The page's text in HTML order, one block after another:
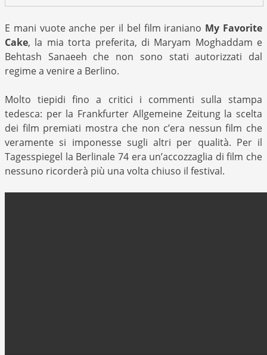
E mani vuote anche per il bel film iraniano My Favorite
Cake, la mia torta preferita, di Maryam Moghaddam e
Behtash Sanaeeh che non sono stati autorizzati dal
regime a venire a Berlino.
Molto tiepidi fino a critici i commenti sulla stampa
tedesca: per la Frankfurter Allgemeine Zeitung la scelta
dei film premiati mostra che non c’era nessun film che
veramente si imponesse sugli altri per qualità. Per il
Tagesspiegel la Berlinale 74 era un’accozzaglia di film che
nessuno ricorderà più una volta chiuso il festival.